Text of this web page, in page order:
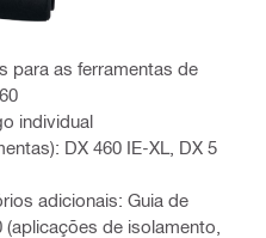
para as ferramentas de
individual
DX 460 IE-XL, DX 5
adicionais: Guia de
de isolamento,